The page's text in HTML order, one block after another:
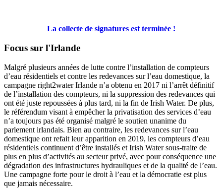
La collecte de signatures est terminée !
Focus sur l'Irlande
Malgré plusieurs années de lutte contre l’installation de compteurs
d’eau résidentiels et contre les redevances sur l’eau domestique, la
campagne right2water Irlande n’a obtenu en 2017 ni l’arrêt définitif
de l’installation des compteurs, ni la suppression des redevances qui
ont été juste repoussées à plus tard, ni la fin de Irish Water. De plus,
le référendum visant à empêcher la privatisation des services d’eau
n’a toujours pas été organisé malgré le soutien unanime du
parlement irlandais. Bien au contraire, les redevances sur l’eau
domestique ont refait leur apparition en 2019, les compteurs d’eau
résidentiels continuent d’être installés et Irish Water sous-traite de
plus en plus d’activités au secteur privé, avec pour conséquence une
dégradation des infrastructures hydrauliques et de la qualité de l’eau.
Une campagne forte pour le droit à l’eau et la démocratie est plus
que jamais nécessaire.